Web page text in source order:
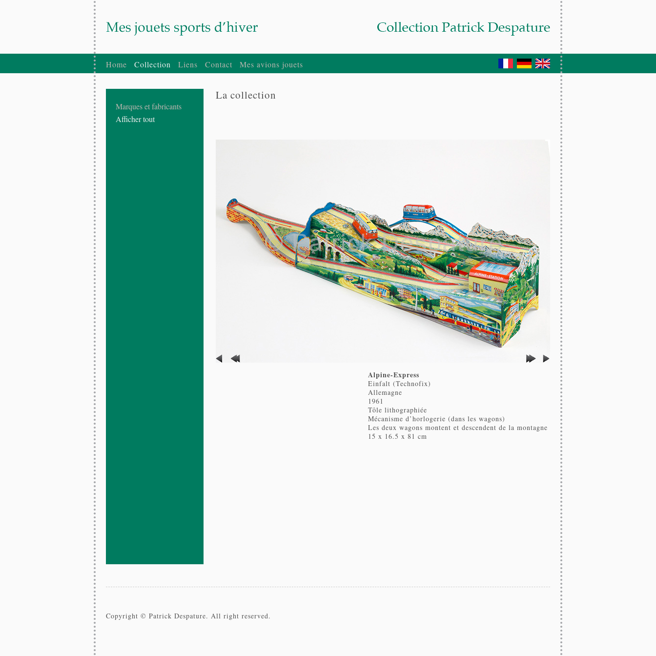
Home Collection Liens Contact Mes avions jouets
Marques et fabricants
Afficher tout
La collection
Alpine-Express
Einfalt (Technofix)
Allemagne
1961
Tôle lithographiée
Mécanisme d’horlogerie (dans les wagons)
Les deux wagons montent et descendent de la montagne
15 x 16.5 x 81 cm
Copyright © Patrick Despature. All right reserved.